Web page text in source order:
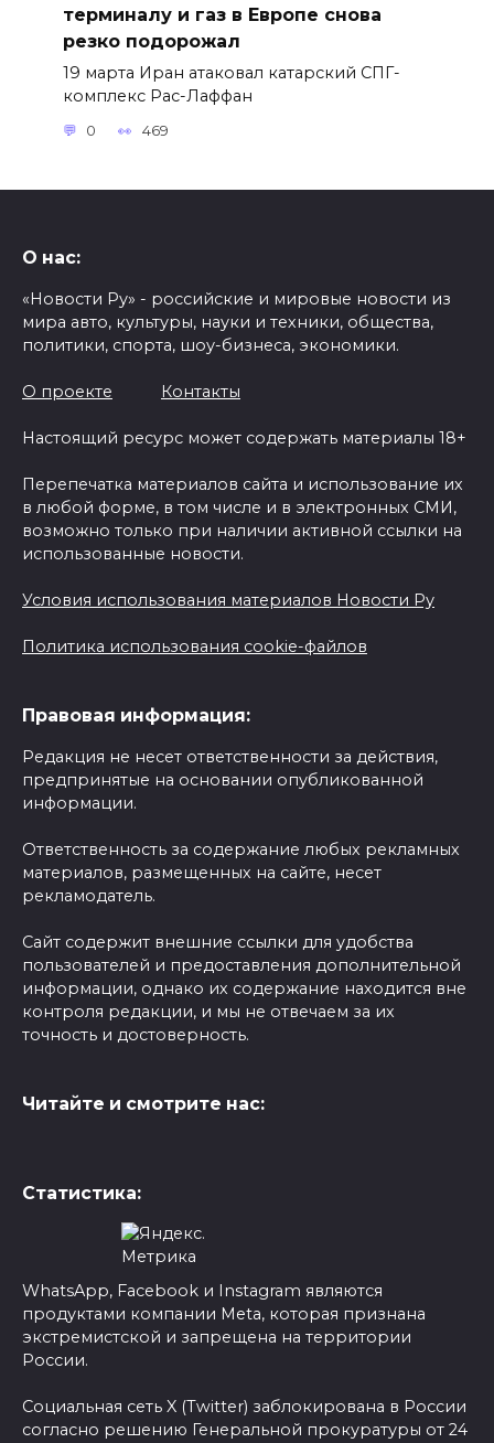
терминалу и газ в Европе снова
резко подорожал
19 марта Иран атаковал катарский СПГ-
комплекс Рас-Лаффан
0 469
О нас:
«Новости Ру» - российские и мировые новости из
мира авто, культуры, науки и техники, общества,
политики, спорта, шоу-бизнеса, экономики.
О проекте Контакты
Настоящий ресурс может содержать материалы 18+
Перепечатка материалов сайта и использование их
в любой форме, в том числе и в электронных СМИ,
возможно только при наличии активной ссылки на
использованные новости.
Условия использования материалов Новости Ру
Политика использования cookie-файлов
Правовая информация:
Редакция не несет ответственности за действия,
предпринятые на основании опубликованной
информации.
Ответственность за содержание любых рекламных
материалов, размещенных на сайте, несет
рекламодатель.
Сайт содержит внешние ссылки для удобства
пользователей и предоставления дополнительной
информации, однако их содержание находится вне
контроля редакции, и мы не отвечаем за их
точность и достоверность.
Читайте и смотрите нас:
Статистика:
WhatsApp, Facebook и Instagram являются
продуктами компании Meta, которая признана
экстремистской и запрещена на территории
России.
Социальная сеть X (Twitter) заблокирована в России
согласно решению Генеральной прокуратуры от 24